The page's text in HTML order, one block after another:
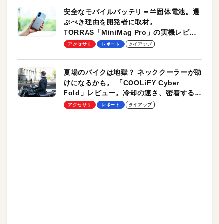
安全なモバイルバッテリ＝半固体電池。選
ぶべき理由を開発者に取材。
TORRAS「MiniMag Pro」の実機レビュ
ーも
アクセサリ レポート タイアップ
夏場のバイクは地獄？ ネッククーラーが助
けになるかも。 「COOLiFY Cyber
Fold」レビュー。冷却の速さ、密着する冷
却プレート、シンプルな操作性がグッド！
アクセサリ レポート タイアップ